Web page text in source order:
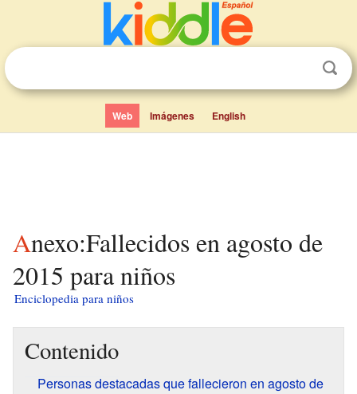
Web Imágenes English
Anexo:Fallecidos en agosto de
2015 para niños
Enciclopedia para niños
Contenido
Personas destacadas que fallecieron en agosto de